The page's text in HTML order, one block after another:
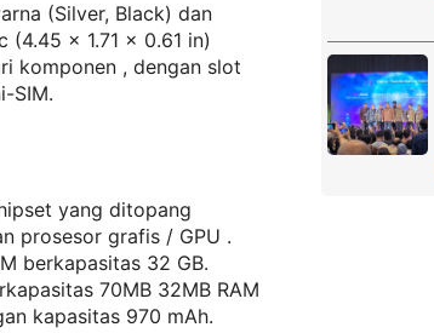
(Silver, Black) dan
(4.45 x 1.71 x 0.61 in)
komponen , dengan slot
SIM.
yang ditopang
prosesor grafis / GPU .
berkapasitas 32 GB.
70MB 32MB RAM
kapasitas 970 mAh.